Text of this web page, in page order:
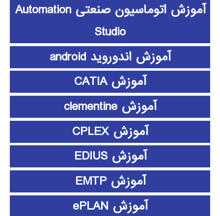
آموزش اتوماسیون صنعتی Automation
Studio
آموزش اندوروید android
آموزش CATIA
آموزش clementine
آموزش CPLEX
آموزش EDIUS
آموزش EMTP
آموزش ePLAN